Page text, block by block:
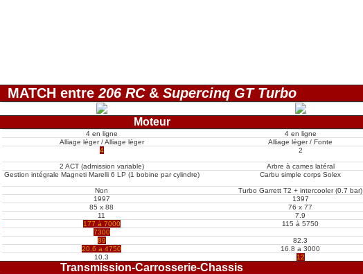
MATCH entre 206 RC& Supercinq GT Turbo
Moteur
4 en ligne
4 en ligne
Alliage léger / Alliage léger
Alliage léger / Fonte
4 2
2 ACT (admission variable)
Arbre à cames latéral
Gestion intégrale Magneti Marelli 6 LP (1 bobine par cylindre) Carbu simple corps Solex
Non
Turbo Garrett T2 + intercooler (0.7 bar)
1997
1397
85 x 88
76 x 77
11
7.9
177 à 7000
115 à 5750
7300
89
82.3
20.6 a 4750
16.8 a 3000
10.3 12
Transmission-Carrosserie-Chassis